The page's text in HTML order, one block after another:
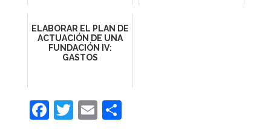
ELABORAR EL PLAN DE
ACTUACIÓN DE UNA
FUNDACIÓN IV:
GASTOS
F T E C